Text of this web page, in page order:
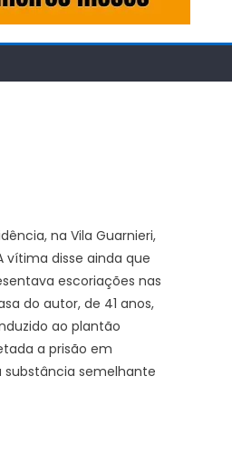
na Vila Guarnieri,
vítima disse ainda que
escoriações nas
do autor, de 41 anos,
ao plantão
a prisão em
semelhante